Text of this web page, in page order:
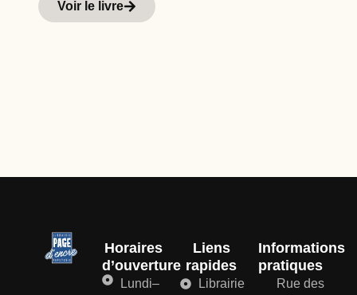
Voir le livre
Horaires
d’ouverture
Lundi–
Liens
rapides
Librairie
Informations
pratiques
Rue des